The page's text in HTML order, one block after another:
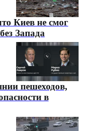
Киев не смог
Запада
пешеходов,
в